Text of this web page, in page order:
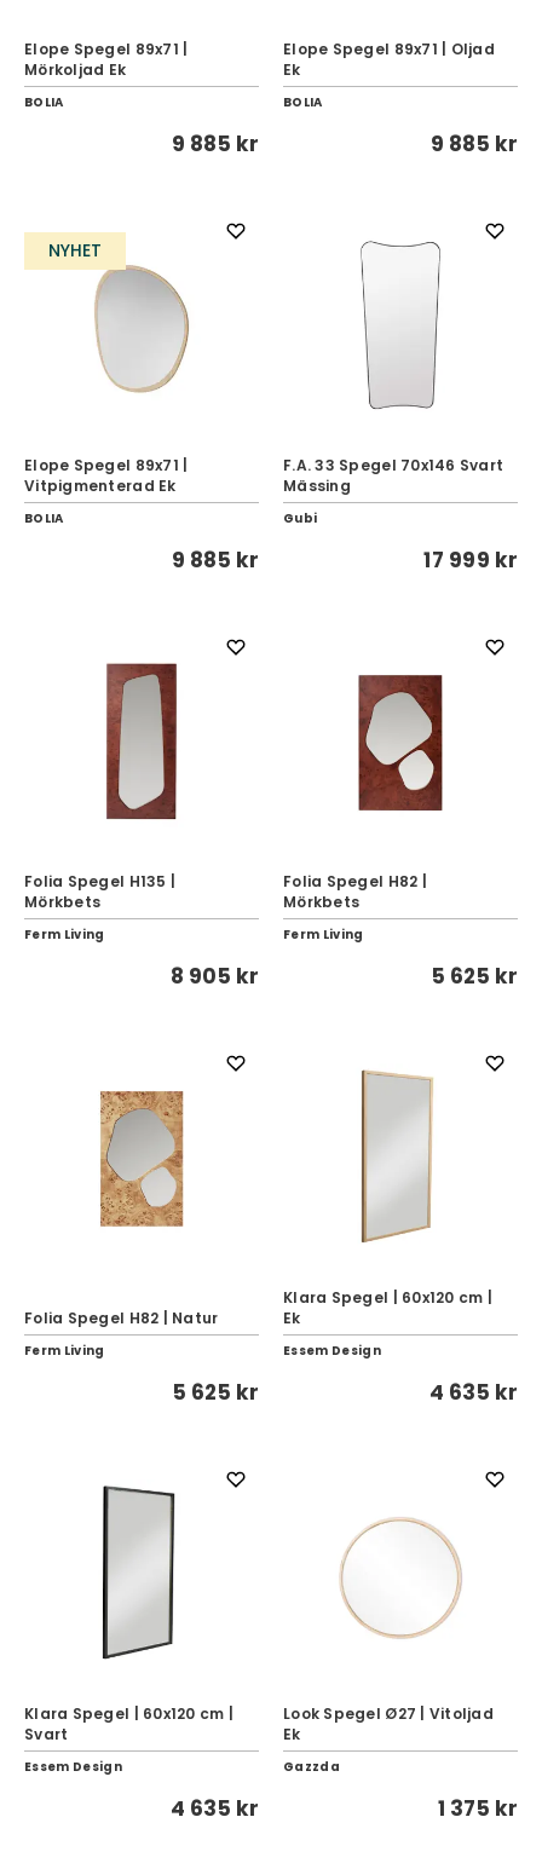
Elope Spegel 89x71 |
Mörkoljad Ek
BOLIA
9 885 kr
Elope Spegel 89x71 | Oljad
Ek
BOLIA
9 885 kr
NYHET
Elope Spegel 89x71 |
Vitpigmenterad Ek
BOLIA
9 885 kr
F.A. 33 Spegel 70x146 Svart
Mässing
Gubi
17 999 kr
Folia Spegel H135 |
Mörkbets
Ferm Living
8 905 kr
Folia Spegel H82 |
Mörkbets
Ferm Living
5 625 kr
Folia Spegel H82 | Natur
Ferm Living
5 625 kr
Klara Spegel | 60x120 cm |
Ek
Essem Design
4 635 kr
Klara Spegel | 60x120 cm |
Svart
Essem Design
4 635 kr
Look Spegel Ø27 | Vitoljad
Ek
Gazzda
1 375 kr